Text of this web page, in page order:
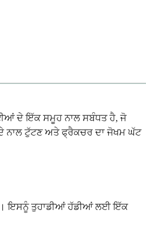
ਦੇ ਇੱਕ ਸਮੂਹ ਨਾਲ ਸਬੰਧਤ ਹੈ, ਜੋ
ਨਾਲ ਟੁੱਟਣ ਅਤੇ ਫ੍ਰੈਕਚਰ ਦਾ ਜੋਖਮ ਘੱਟ
ਇਸਨੂੰ ਤੁਹਾਡੀਆਂ ਹੱਡੀਆਂ ਲਈ ਇੱਕ